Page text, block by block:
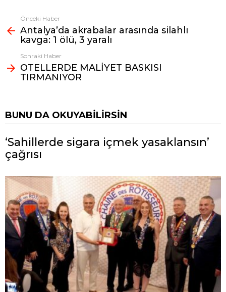
Fazlasına
bak
Önceki Haber
Antalya’da akrabalar arasında silahlı
kavga: 1 ölü, 3 yaralı
Sonraki Haber
OTELLERDE MALİYET BASKISI
TIRMANIYOR
BUNU DA OKUYABILIRSIN
‘Sahillerde sigara içmek yasaklansın’
çağrısı